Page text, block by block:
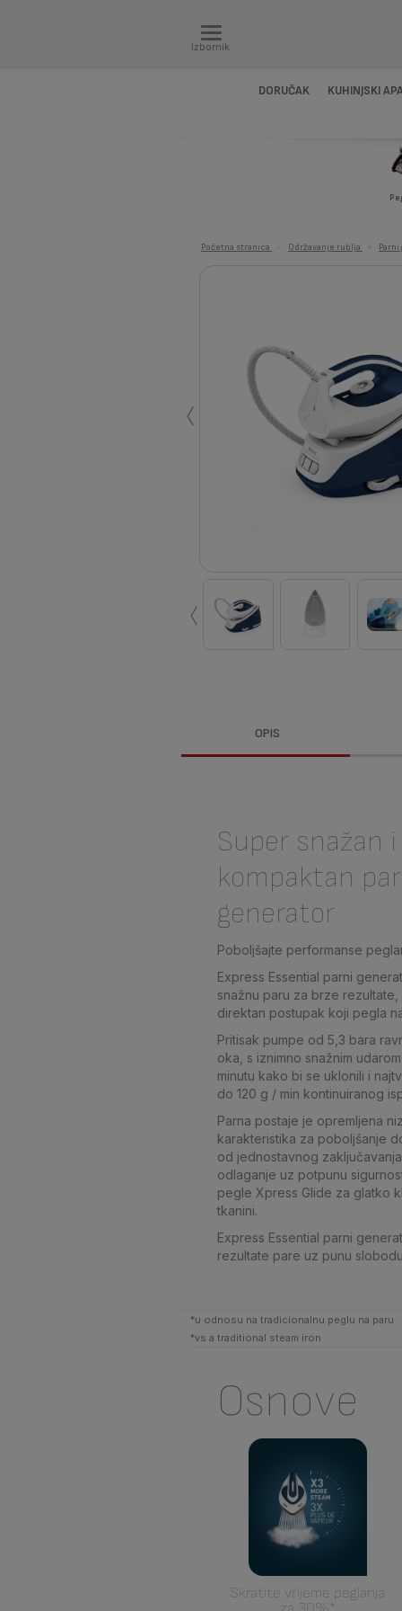
Izbornik
DORUČAK KUHINJSKI
Početna stranica
Održavanje rublja
‹
‹
OPIS
Super snažan i
kompaktan
generator
Poboljšajte performanse
Express Essential parni
snažnu paru za brze rezultate,
direktan postupak koji pegla
Pritisak pumpe od 5,3 bara
oka, s iznimno snažnim
minutu kako bi se uklonili i
do 120 g / min kontinuiranog
Parna postaje je opremljena
karakteristika za poboljšanje
od jednostavnog
odlaganje uz potpunu
pegle Xpress Glide za glatko
tkanini.
Express Essential parni
rezultate pare uz punu
*u odnosu na tradicionalnu peglu na paru
*vs a traditional steam iron
Osnove
Skratite vrijeme peglanja